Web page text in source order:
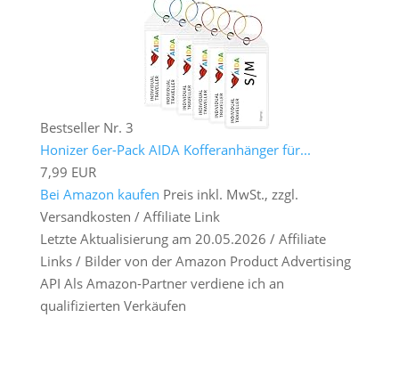
Bestseller Nr. 3
Honizer 6er-Pack AIDA Kofferanhänger für...
7,99 EUR
Bei Amazon kaufen Preis inkl. MwSt., zzgl.
Versandkosten / Affiliate Link
Letzte Aktualisierung am 20.05.2026 / Affiliate
Links / Bilder von der Amazon Product Advertising
API Als Amazon-Partner verdiene ich an
qualifizierten Verkäufen